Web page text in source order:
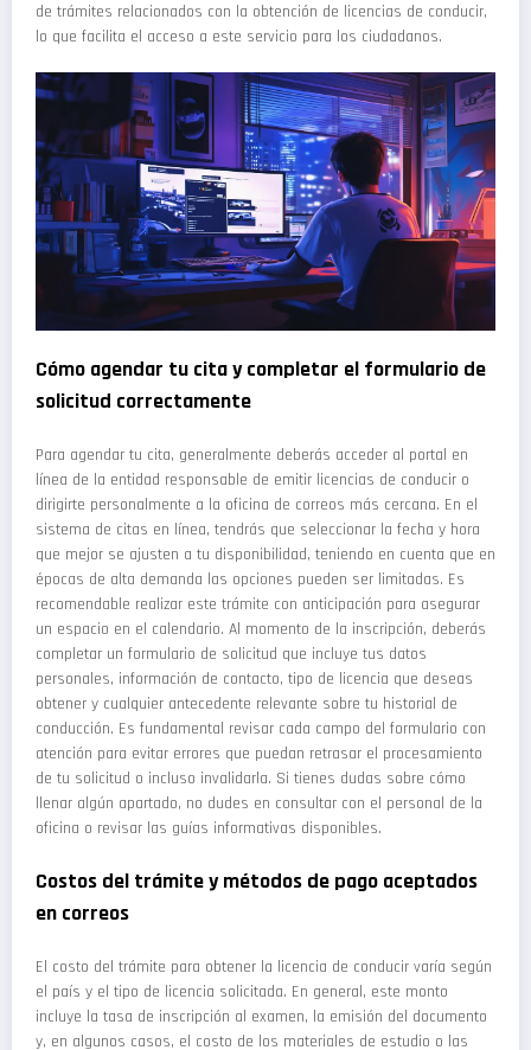
de trámites relacionados con la obtención de licencias de conducir,
lo que facilita el acceso a este servicio para los ciudadanos.
Cómo agendar tu cita y completar el formulario de
solicitud correctamente
Para agendar tu cita, generalmente deberás acceder al portal en
línea de la entidad responsable de emitir licencias de conducir o
dirigirte personalmente a la oficina de correos más cercana. En el
sistema de citas en línea, tendrás que seleccionar la fecha y hora
que mejor se ajusten a tu disponibilidad, teniendo en cuenta que en
épocas de alta demanda las opciones pueden ser limitadas. Es
recomendable realizar este trámite con anticipación para asegurar
un espacio en el calendario. Al momento de la inscripción, deberás
completar un formulario de solicitud que incluye tus datos
personales, información de contacto, tipo de licencia que deseas
obtener y cualquier antecedente relevante sobre tu historial de
conducción. Es fundamental revisar cada campo del formulario con
atención para evitar errores que puedan retrasar el procesamiento
de tu solicitud o incluso invalidarla. Si tienes dudas sobre cómo
llenar algún apartado, no dudes en consultar con el personal de la
oficina o revisar las guías informativas disponibles.
Costos del trámite y métodos de pago aceptados
en correos
El costo del trámite para obtener la licencia de conducir varía según
el país y el tipo de licencia solicitada. En general, este monto
incluye la tasa de inscripción al examen, la emisión del documento
y, en algunos casos, el costo de los materiales de estudio o las